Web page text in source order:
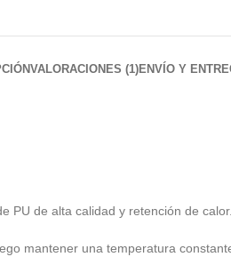
VALORACIONES (1)ENVÍO Y
PU de alta calidad y retención de calor.
mantener una temperatura